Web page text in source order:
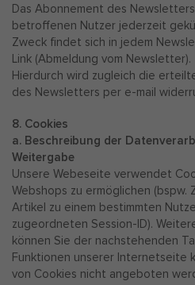
Das Abonnement des
betroffenen Nutzer jederzeit
Zweck findet sich in jedem
Link (Abmeldung vom Newsletter).
Hierdurch wird zugleich die
des Newsletters per e-mail
8. Cookies
a. Beschreibung der
Weitergabe
Unsere Webeseite verwendet
Webshops zu ermöglichen (bspw.
Artikel zu einem bestimmten
zugeordneten Session-ID).
können Sie der nachstehenden
Funktionen unserer Internetseite
von Cookies nicht angeboten